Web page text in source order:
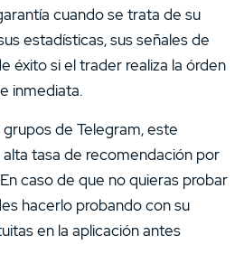
cuando se trata de su
estadísticas, sus señales de
éxito si el trader realiza la órden
inmediata.
de Telegram, este
tasa de recomendación por
caso de que no quieras probar
hacerlo probando con su
en la aplicación antes